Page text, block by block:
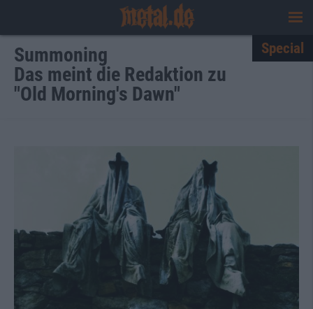
Summoning
Das meint die Redaktion zu
"Old Morning's Dawn"
Special